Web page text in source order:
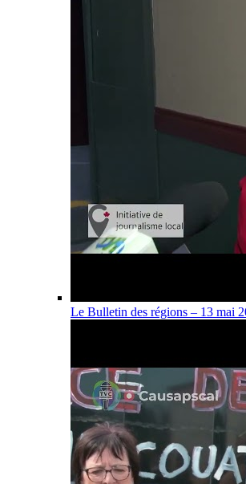
Le Bulletin des régions – 13 mai